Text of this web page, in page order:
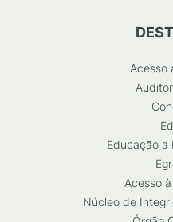
Acesso
Educação a
Acesso
Núcleo de